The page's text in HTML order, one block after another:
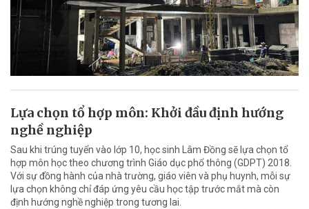
Lựa chọn tổ hợp môn: Khởi đầu định hướng
nghề nghiệp
Sau khi trúng tuyển vào lớp 10, học sinh Lâm Đồng sẽ lựa chọn tổ
hợp môn học theo chương trình Giáo dục phổ thông (GDPT) 2018.
Với sự đồng hành của nhà trường, giáo viên và phụ huynh, mỗi sự
lựa chọn không chỉ đáp ứng yêu cầu học tập trước mắt mà còn
định hướng nghề nghiệp trong tương lai.